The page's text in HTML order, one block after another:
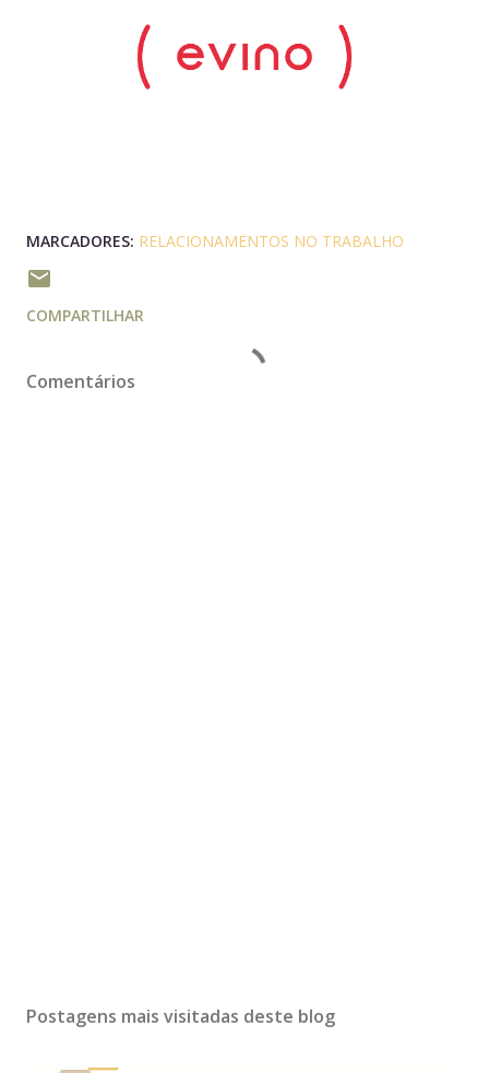
MARCADORES: RELACIONAMENTOS NO TRABALHO
COMPARTILHAR
Comentários
Postagens mais visitadas deste blog